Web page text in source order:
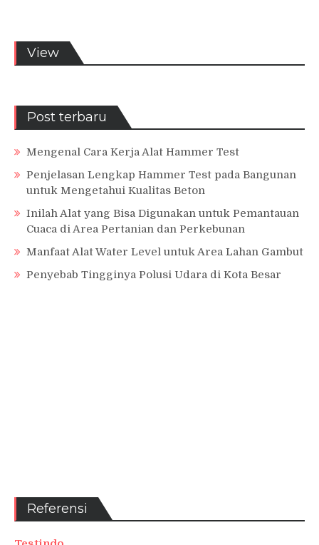
View
Post terbaru
Mengenal Cara Kerja Alat Hammer Test
Penjelasan Lengkap Hammer Test pada Bangunan
untuk Mengetahui Kualitas Beton
Inilah Alat yang Bisa Digunakan untuk Pemantauan
Cuaca di Area Pertanian dan Perkebunan
Manfaat Alat Water Level untuk Area Lahan Gambut
Penyebab Tingginya Polusi Udara di Kota Besar
Referensi